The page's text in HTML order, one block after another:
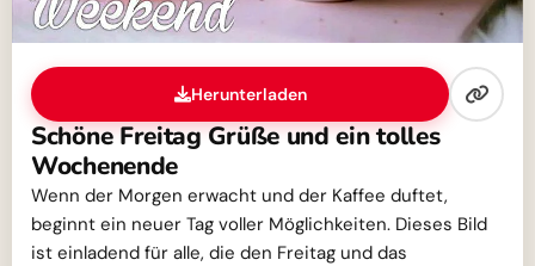
Herunterladen
Schöne Freitag Grüße und ein tolles
Wochenende
Wenn der Morgen erwacht und der Kaffee duftet,
beginnt ein neuer Tag voller Möglichkeiten. Dieses Bild
ist einladend für alle, die den Freitag und das